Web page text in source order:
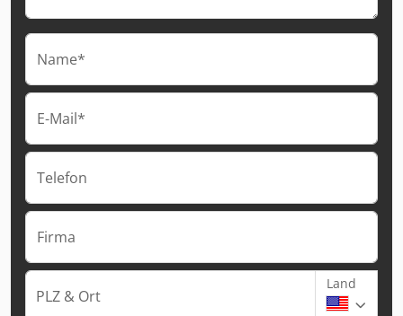
Name*
E-Mail*
Telefon
Firma
PLZ & Ort
Land